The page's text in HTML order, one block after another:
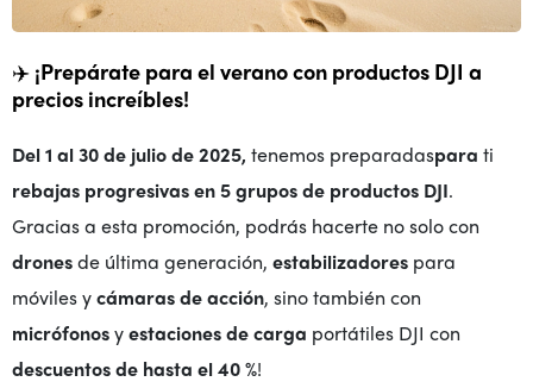
✈️ ¡Prepárate para el verano con productos DJI a
precios increíbles!
Del 1 al 30 de julio de 2025, tenemos preparadaspara ti
rebajas progresivasen 5 grupos de productos DJI.
Gracias a esta promoción, podrás hacerte no solo con
dronesde última generación, estabilizadores para
móviles ycámaras de acción, sino también con
micrófonosyestaciones de carga portátiles DJI con
descuentos de hasta el 40 %!